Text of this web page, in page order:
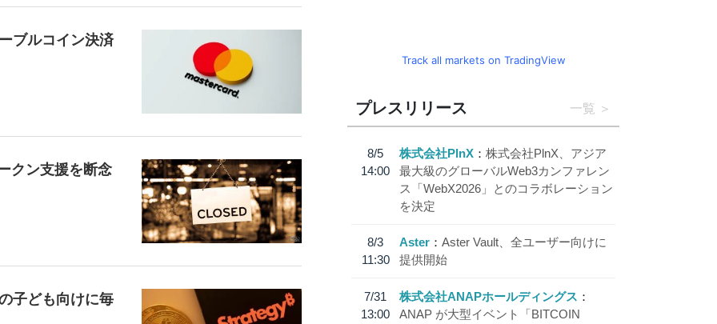
ブルコイン決済
クン支援を断念
子ども向けに毎
Track all markets on TradingView
プレスリリース 一覧
8/5
14:00
株式会社PlnX
株式会社PlnX、アジア
最大級のグローバルWeb3カンファレン
ス「WebX2026」とのコラボレーション
を決定
8/3
11:30
Aster
Aster Vault、全ユーザー向けに
提供開始
7/31
13:00
株式会社ANAPホールディングス
ANAP が大型イベント「BITCOIN